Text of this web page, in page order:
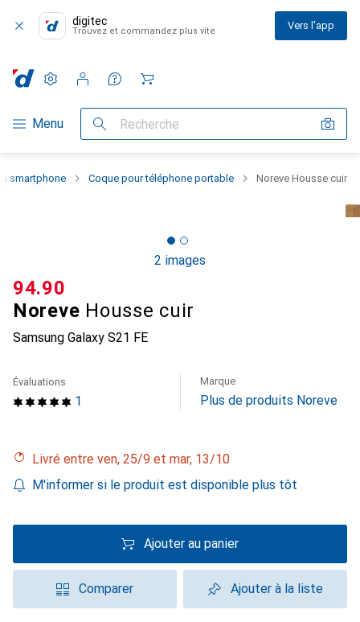
digitec
Trouvez et commandez plus vite Vers l'app
Navigation par catégorie
Menu Recherche
Paramètres
Compte client
Listes de comparaison
Listes d'envies
Panier
smartphone Coque pour téléphone portable Noreve Housse cuir
2 images
Noreve Housse cuir
Samsung Galaxy S21 FE
CHF
94.90
1
Évaluations Marque
Plus de produits Noreve
Livré entre ven, 25/9 et mar, 13/10
M'informer si le produit est disponible plus tôt
Ajouter au panier
Comparer Ajouter à la liste